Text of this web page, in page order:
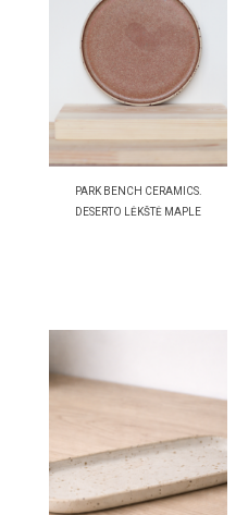
PARK BENCH CERAMICS.
DESERTO LĖKŠTĖ MAPLE